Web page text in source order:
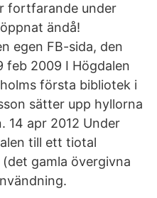
fortfarande under
ändå!
egen FB-sida, den
feb 2009 I Högdalen
första bibliotek i
sätter upp hyllorna
14 apr 2012 Under
till ett tiotal
gamla övergivna